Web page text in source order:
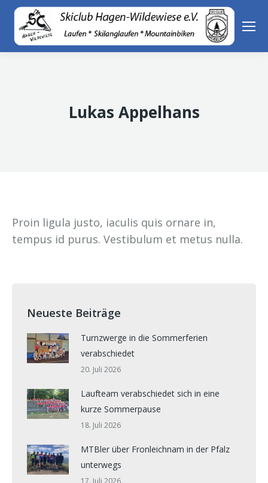
Lukas Appelhans
Proin ligula justo, iaculis quis ornare in,
tempus id purus. Vestibulum et metus nulla.
Neueste Beiträge
Turnzwerge in die Sommerferien
verabschiedet
20. Juli 2026
Laufteam verabschiedet sich in eine
kurze Sommerpause
18. Juli 2026
MTBler über Fronleichnam in der Pfalz
unterwegs